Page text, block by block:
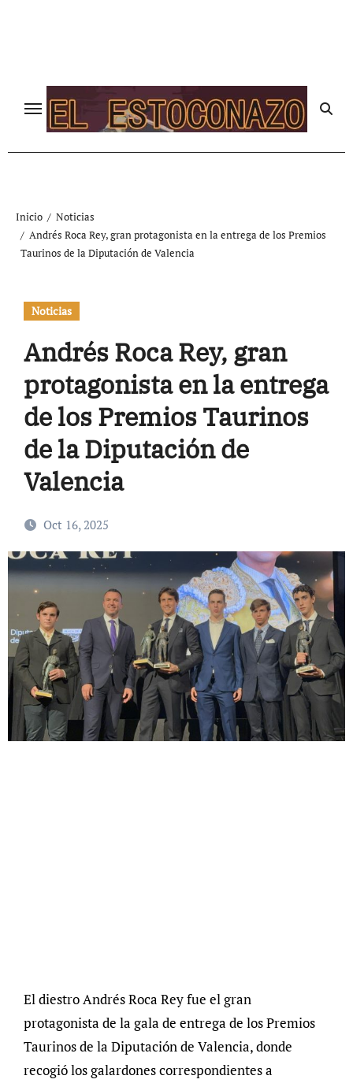
Inicio
Noticias
Andrés Roca Rey, gran protagonista en la entrega de los Premios
Taurinos de la Diputación de Valencia
Noticias
Andrés Roca Rey, gran
protagonista en la entrega
de los Premios Taurinos
de la Diputación de
Valencia
Oct 16, 2025
El diestro Andrés Roca Rey fue el gran
protagonista de la gala de entrega de los Premios
Taurinos de la Diputación de Valencia, donde
recogió los galardones correspondientes a